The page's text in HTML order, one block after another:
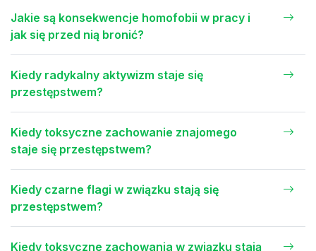
Jakie są konsekwencje homofobii w pracy i
jak się przed nią bronić?
Kiedy radykalny aktywizm staje się
przestępstwem?
Kiedy toksyczne zachowanie znajomego
staje się przestępstwem?
Kiedy czarne flagi w związku stają się
przestępstwem?
Kiedy toksyczne zachowania w związku stają